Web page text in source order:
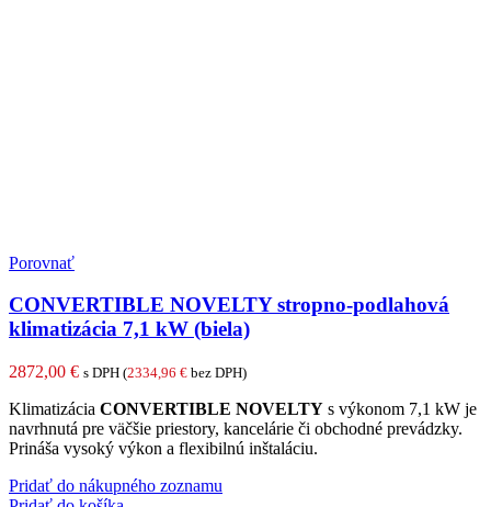
Porovnať
CONVERTIBLE NOVELTY stropno-podlahová
klimatizácia 7,1 kW (biela)
2872,00 € s DPH (2334,96 € bez DPH)
Klimatizácia CONVERTIBLE NOVELTY s výkonom 7,1 kW je
navrhnutá pre väčšie priestory, kancelárie či obchodné prevádzky.
Prináša vysoký výkon a flexibilnú inštaláciu.
Pridať do nákupného zoznamu